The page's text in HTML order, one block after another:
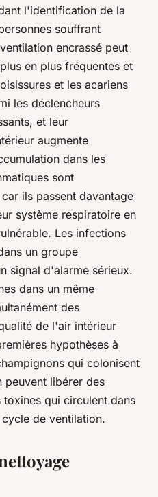
l'identification de la
souffrant
encrassé peut
en plus fréquentes et
et les acariens
les déclencheurs
et leur
augmente
dans les
sont
ils passent davantage
système respiratoire en
Les infections
un groupe
signal d'alarme sérieux.
dans un même
des
de l'air intérieur
hypothèses à
qui colonisent
peuvent libérer des
qui circulent dans
de ventilation.